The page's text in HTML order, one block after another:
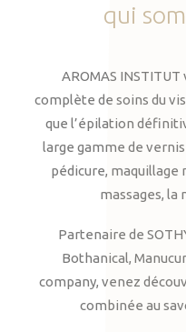
qui
AROMAS
complète de soins du
que l’épilation
large gamme de
pédicure, maquillage
massages, la
Partenaire de
Bothanical,
company, venez
combinée au